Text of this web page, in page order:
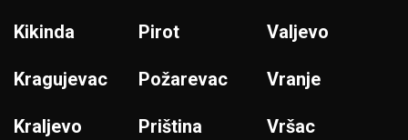
Kikinda
Kragujevac
Kraljevo
Pirot
Požarevac
Priština
Valjevo
Vranje
Vršac